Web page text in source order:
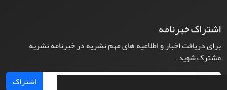
اشتراک خبرنامه
برای دریافت اخبار و اطلاعیه های مهم نشریه در خبرنامه نشریه
مشترک شوید.
اشتراک